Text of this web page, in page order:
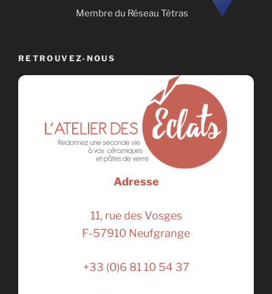
Membre du Réseau Tétras
RETROUVEZ-NOUS
Adresse
11, rue des Vosges
F-57910 Neufgrange
+33 (0)6 81 10 54 37